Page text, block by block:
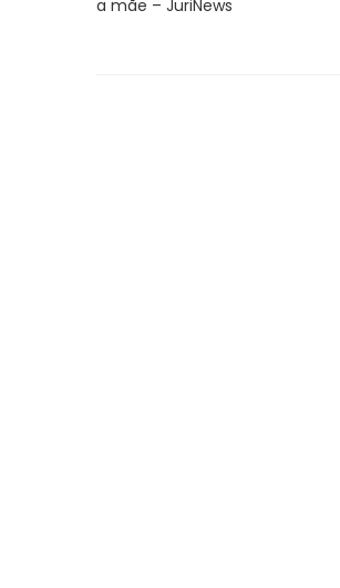
a mãe – JuriNews